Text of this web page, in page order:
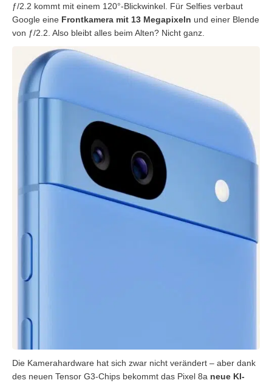
ƒ/2.2 kommt mit einem 120°-Blickwinkel. Für Selfies verbaut
Google eine Frontkamera mit 13 Megapixeln und einer Blende
von ƒ/2.2. Also bleibt alles beim Alten? Nicht ganz.
Die Kamerahardware hat sich zwar nicht verändert – aber dank
des neuen Tensor G3-Chips bekommt das Pixel 8a neue KI-